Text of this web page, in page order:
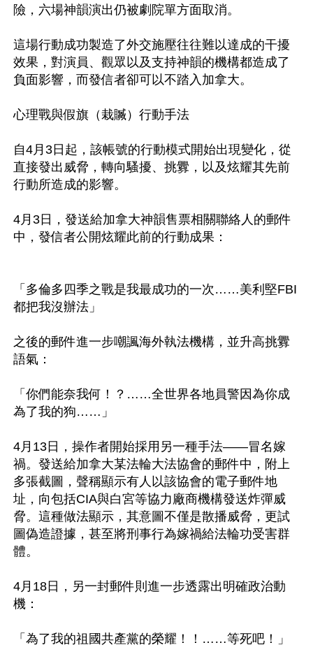
險，六場神韻演出仍被劇院單方面取消。
這場行動成功製造了外交施壓往往難以達成的干擾
效果，對演員、觀眾以及支持神韻的機構都造成了
負面影響，而發信者卻可以不踏入加拿大。
心理戰與假旗（栽贓）行動手法
自4月3日起，該帳號的行動模式開始出現變化，從
直接發出威脅，轉向騷擾、挑釁，以及炫耀其先前
行動所造成的影響。
4月3日，發送給加拿大神韻售票相關聯絡人的郵件
中，發信者公開炫耀此前的行動成果：
「多倫多四季之戰是我最成功的一次……美利堅FBI
都把我沒辦法」
之後的郵件進一步嘲諷海外執法機構，並升高挑釁
語氣：
「你們能奈我何！？……全世界各地員警因為你成
為了我的狗……」
4月13日，操作者開始採用另一種手法——冒名嫁
禍。發送給加拿大某法輪大法協會的郵件中，附上
多張截圖，聲稱顯示有人以該協會的電子郵件地
址，向包括CIA與白宮等協力廠商機構發送炸彈威
脅。這種做法顯示，其意圖不僅是散播威脅，更試
圖偽造證據，甚至將刑事行為嫁禍給法輪功受害群
體。
4月18日，另一封郵件則進一步透露出明確政治動
機：
「為了我的祖國共產黨的榮耀！！……等死吧！」